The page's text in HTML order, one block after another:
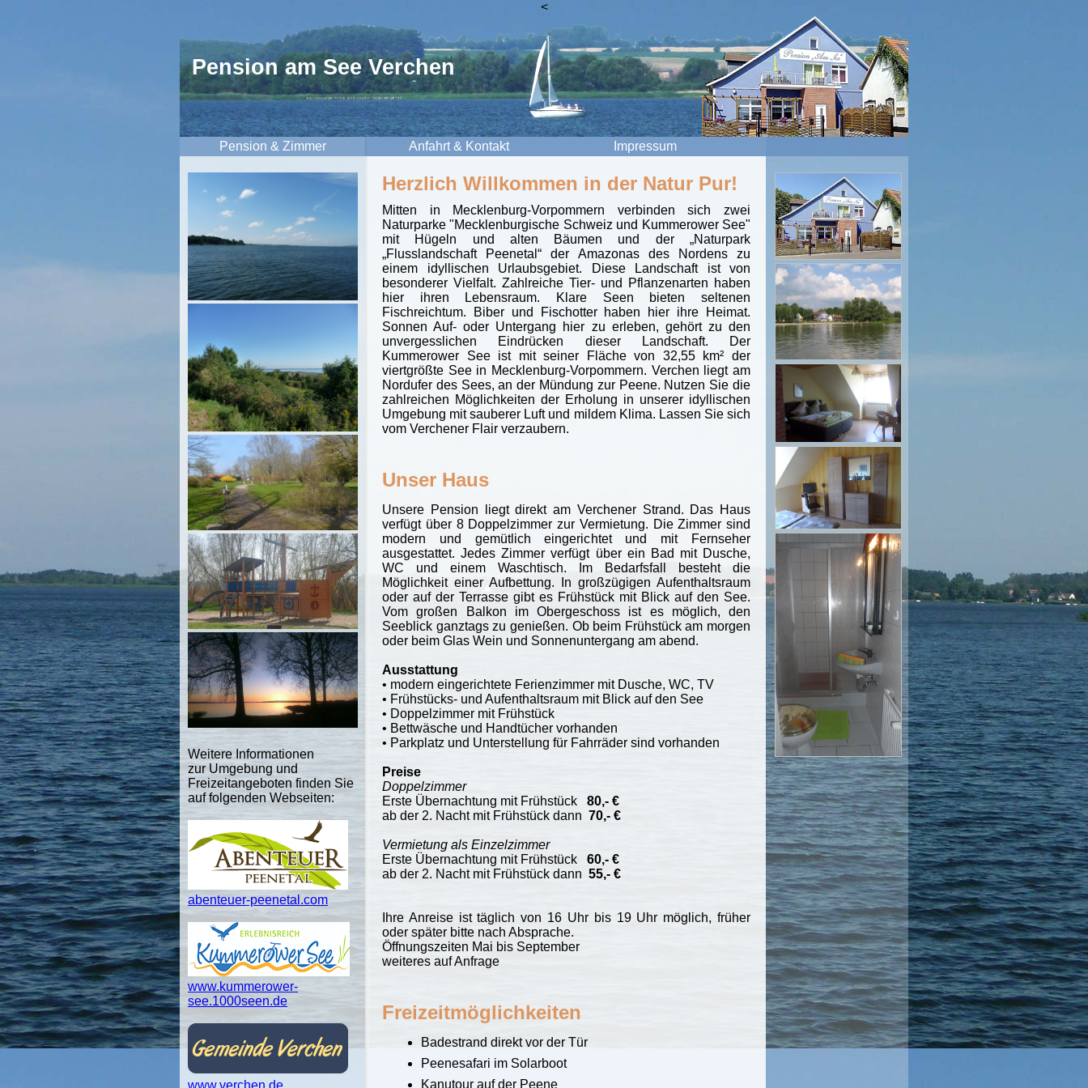
<
Pension am See Verchen
Pension & Zimmer Anfahrt & Kontakt Impressum
Weitere Informationen
zur Umgebung und
Freizeitangeboten finden Sie
auf folgenden Webseiten:
abenteuer-peenetal.com
www.kummerower-
see.1000seen.de
www.verchen.de
Herzlich Willkommen in der Natur Pur!
Mitten in Mecklenburg-Vorpommern verbinden sich zwei
Naturparke "Mecklenburgische Schweiz und Kummerower See"
mit Hügeln und alten Bäumen und der „Naturpark
„Flusslandschaft Peenetal“ der Amazonas des Nordens zu
einem idyllischen Urlaubsgebiet. Diese Landschaft ist von
besonderer Vielfalt. Zahlreiche Tier- und Pflanzenarten haben
hier ihren Lebensraum. Klare Seen bieten seltenen
Fischreichtum. Biber und Fischotter haben hier ihre Heimat.
Sonnen Auf- oder Untergang hier zu erleben, gehört zu den
unvergesslichen Eindrücken dieser Landschaft. Der
Kummerower See ist mit seiner Fläche von 32,55 km² der
viertgrößte See in Mecklenburg-Vorpommern. Verchen liegt am
Nordufer des Sees, an der Mündung zur Peene. Nutzen Sie die
zahlreichen Möglichkeiten der Erholung in unserer idyllischen
Umgebung mit sauberer Luft und mildem Klima. Lassen Sie sich
vom Verchener Flair verzaubern.
Unser Haus
Unsere Pension liegt direkt am Verchener Strand. Das Haus
verfügt über 8 Doppelzimmer zur Vermietung. Die Zimmer sind
modern und gemütlich eingerichtet und mit Fernseher
ausgestattet. Jedes Zimmer verfügt über ein Bad mit Dusche,
WC und einem Waschtisch. Im Bedarfsfall besteht die
Möglichkeit einer Aufbettung. In großzügigen Aufenthaltsraum
oder auf der Terrasse gibt es Frühstück mit Blick auf den See.
Vom großen Balkon im Obergeschoss ist es möglich, den
Seeblick ganztags zu genießen. Ob beim Frühstück am morgen
oder beim Glas Wein und Sonnenuntergang am abend.
Ausstattung
• modern eingerichtete Ferienzimmer mit Dusche, WC, TV
• Frühstücks- und Aufenthaltsraum mit Blick auf den See
• Doppelzimmer mit Frühstück
• Bettwäsche und Handtücher vorhanden
• Parkplatz und Unterstellung für Fahrräder sind vorhanden
Preise
Doppelzimmer
Erste Übernachtung mit Frühstück 80,- €
ab der 2. Nacht mit Frühstück dann 70,- €
Vermietung als Einzelzimmer
Erste Übernachtung mit Frühstück 60,- €
ab der 2. Nacht mit Frühstück dann 55,- €
Ihre Anreise ist täglich von 16 Uhr bis 19 Uhr möglich, früher
oder später bitte nach Absprache.
Öffnungszeiten Mai bis September
weiteres auf Anfrage
Freizeitmöglichkeiten
Badestrand direkt vor der Tür
Peenesafari im Solarboot
Kanutour auf der Peene